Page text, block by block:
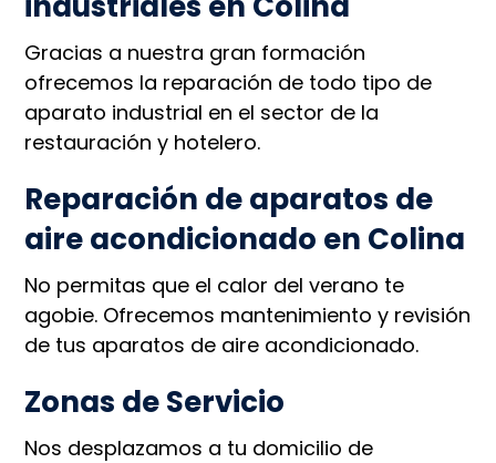
Gracias a nuestra gran formación
ofrecemos la reparación de todo tipo de
aparato industrial en el sector de la
restauración y hotelero.
Reparación de aparatos de
aire acondicionado en Colina
No permitas que el calor del verano te
agobie. Ofrecemos mantenimiento y revisión
de tus aparatos de aire acondicionado.
Zonas de Servicio
Nos desplazamos a tu domicilio de